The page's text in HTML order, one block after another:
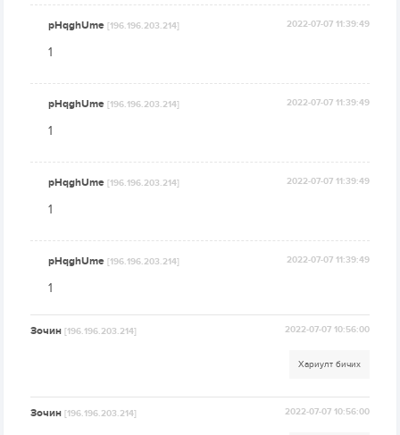
pHqghUme[196.196.203.214] 2022-07-07 11:39:49
1
pHqghUme[196.196.203.214] 2022-07-07 11:39:49
1
pHqghUme[196.196.203.214] 2022-07-07 11:39:49
1
pHqghUme[196.196.203.214] 2022-07-07 11:39:49
1
Зочин[196.196.203.214] 2022-07-07 10:56:00
Хариулт бичих
Зочин[196.196.203.214] 2022-07-07 10:56:00